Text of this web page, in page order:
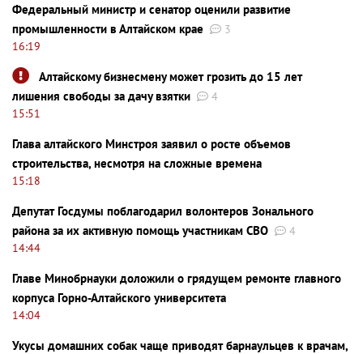
Федеральный министр и сенатор оценили развитие
промышленности в Алтайском крае
3
16:19
Алтайскому бизнесмену может грозить до 15 лет
лишения свободы за дачу взятки
4
15:51
Глава алтайского Минстроя заявил о росте объемов
строительства, несмотря на сложные времена
15:18
Депутат Госдумы поблагодарил волонтеров Зонального
района за их активную помощь участникам СВО
4
14:44
Главе Минобрнауки доложили о грядущем ремонте главного
корпуса Горно-Алтайского университета
14:04
Укусы домашних собак чаще приводят барнаульцев к врачам,